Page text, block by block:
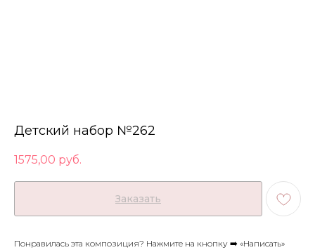
Детский набор №262
1575,00 руб.
Заказать
Понравилась эта композиция? Нажмите на кнопку ➡️ «Написать»